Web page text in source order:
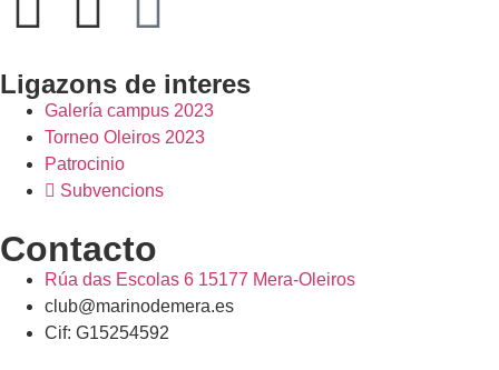
Ligazons de interes
Galería campus 2023
Torneo Oleiros 2023
Patrocinio
Subvencions
Contacto
Rúa das Escolas 6 15177 Mera-Oleiros
club@marinodemera.es
Cif: G15254592